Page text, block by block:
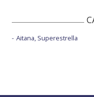
Aitana, Superestrella